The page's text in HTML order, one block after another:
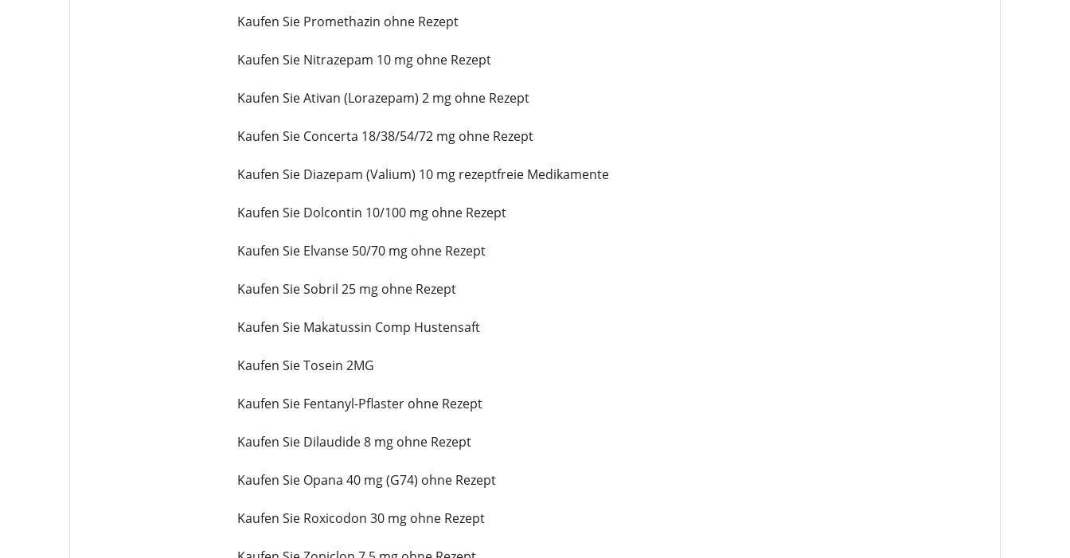
Kaufen Sie Promethazin ohne Rezept
Kaufen Sie Nitrazepam 10 mg ohne Rezept
Kaufen Sie Ativan (Lorazepam) 2 mg ohne Rezept
Kaufen Sie Concerta 18/38/54/72 mg ohne Rezept
Kaufen Sie Diazepam (Valium) 10 mg rezeptfreie Medikamente
Kaufen Sie Dolcontin 10/100 mg ohne Rezept
Kaufen Sie Elvanse 50/70 mg ohne Rezept
Kaufen Sie Sobril 25 mg ohne Rezept
Kaufen Sie Makatussin Comp Hustensaft
Kaufen Sie Tosein 2MG
Kaufen Sie Fentanyl-Pflaster ohne Rezept
Kaufen Sie Dilaudide 8 mg ohne Rezept
Kaufen Sie Opana 40 mg (G74) ohne Rezept
Kaufen Sie Roxicodon 30 mg ohne Rezept